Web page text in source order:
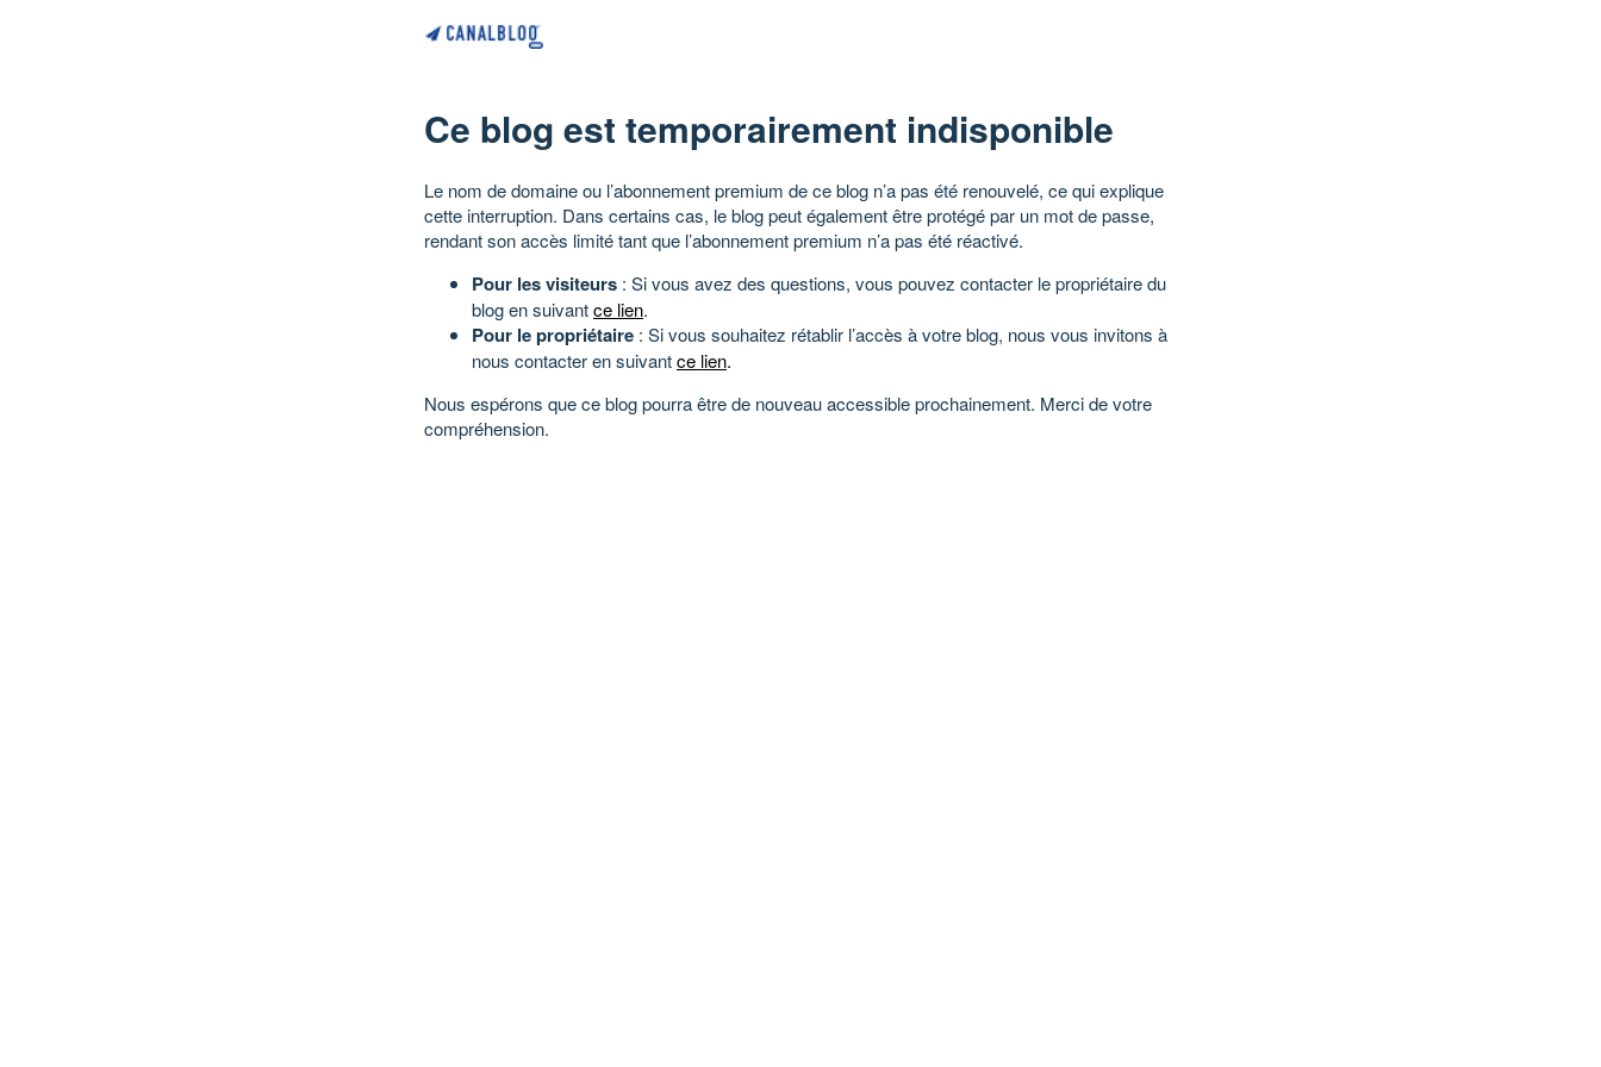
Ce blog est temporairement indisponible
Le nom de domaine ou l’abonnement premium de ce blog n’a pas été renouvelé, ce qui explique
cette interruption. Dans certains cas, le blog peut également être protégé par un mot de passe,
rendant son accès limité tant que l’abonnement premium n’a pas été réactivé.
Pour les visiteurs : Si vous avez des questions, vous pouvez contacter le propriétaire du
blog en suivantce lien.
Pour le propriétaire : Si vous souhaitez rétablir l’accès à votre blog, nous vous invitons à
nous contacter en suivantce lien.
Nous espérons que ce blog pourra être de nouveau accessible prochainement. Merci de votre
compréhension.